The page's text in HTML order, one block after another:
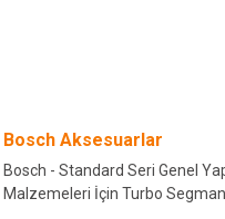
Bosch Aksesuarlar
Bosch - Standard Seri Genel
Malzemeleri İçin Turbo